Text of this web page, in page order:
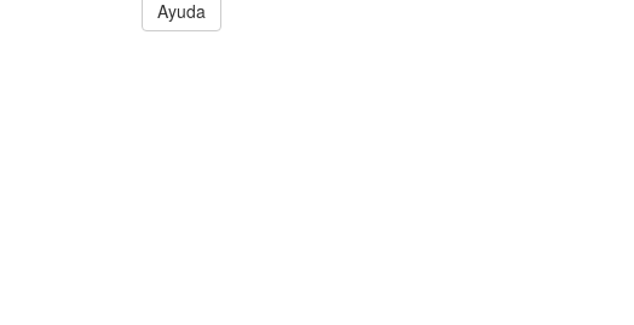
Ayuda